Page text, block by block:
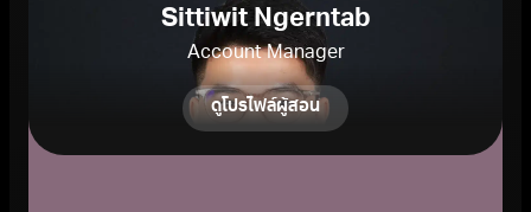
Sittiwit Ngerntab
Account Manager
ดูโปรไฟล์ผู้สอน